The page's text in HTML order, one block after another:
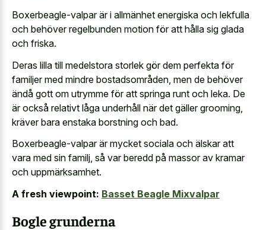
Boxerbeagle-valpar är i allmänhet energiska och lekfulla
och behöver regelbunden motion för att hålla sig glada
och friska.
Deras lilla till medelstora storlek gör dem perfekta för
familjer med mindre bostadsområden, men de behöver
ändå gott om utrymme för att springa runt och leka. De
är också relativt låga underhåll när det gäller grooming,
kräver bara enstaka borstning och bad.
Boxerbeagle-valpar är mycket sociala och älskar att
vara med sin familj, så var beredd på massor av kramar
och uppmärksamhet.
A fresh viewpoint: Basset Beagle Mixvalpar
Bogle grunderna